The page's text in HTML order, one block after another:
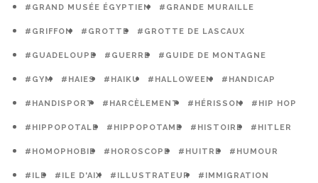
#GRAND MUSÉE ÉGYPTIEN #GRANDE MURAILLE
#GRIFFON #GROTTE #GROTTE DE LASCAUX
#GUADELOUPE #GUERRE #GUIDE DE MONTAGNE
#GYM #HAIES #HAIKU #HALLOWEEN #HANDICAP
#HANDISPORT #HARCÈLEMENT #HÉRISSON #HIP HOP
#HIPPOPOTALE #HIPPOPOTAME #HISTOIRE #HITLER
#HOMOPHOBIE #HOROSCOPE #HUITRE #HUMOUR
#ILE #ILE D'AIX #ILLUSTRATEUR #IMMIGRATION